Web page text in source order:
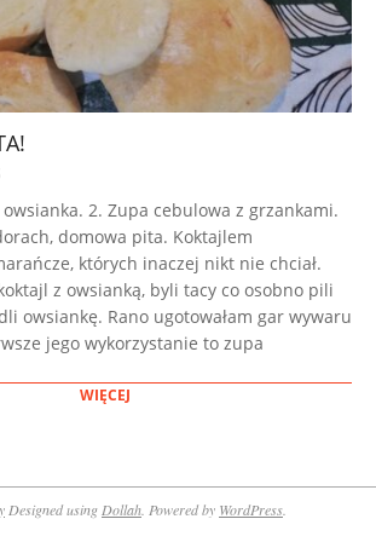
2. Zupa cebulowa z grzankami.
domowa pita. Koktajlem
których inaczej nikt nie chciał.
z owsianką, byli tacy co osobno pili
owsiankę. Rano ugotowałam gar wywaru
jego wykorzystanie to zupa
WIĘCEJ
Designed using Dollah . Powered by WordPress